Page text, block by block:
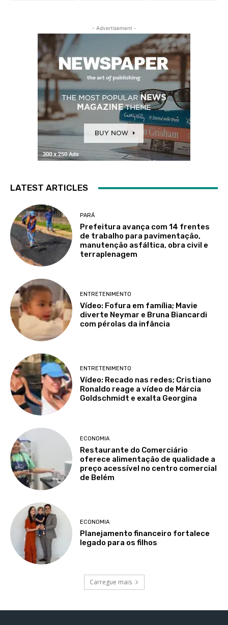
- Advertisement -
LATEST ARTICLES
PARÁ
Prefeitura avança com 14 frentes
de trabalho para pavimentação,
manutenção asfáltica, obra civil e
terraplenagem
ENTRETENIMENTO
Vídeo: Fofura em família; Mavie
diverte Neymar e Bruna Biancardi
com pérolas da infância
ENTRETENIMENTO
Vídeo: Recado nas redes; Cristiano
Ronaldo reage a vídeo de Márcia
Goldschmidt e exalta Georgina
ECONOMIA
Restaurante do Comerciário
oferece alimentação de qualidade a
preço acessível no centro comercial
de Belém
ECONOMIA
Planejamento financeiro fortalece
legado para os filhos
Carregue mais